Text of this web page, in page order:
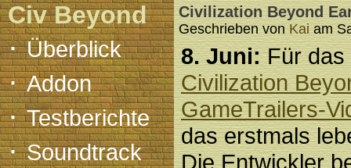
Civ Beyond
·Überblick
·Addon
·Testberichte
·Soundtrack
Civilization Beyond
Geschrieben von Kaiam
8. Juni:Für das
Civilization
GameTrailers-
das erstmals
Die Entwickler